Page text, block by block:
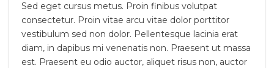
Sed eget cursus metus. Proin finibus volutpat
consectetur. Proin vitae arcu vitae dolor porttitor
vestibulum sed non dolor. Pellentesque lacinia erat
diam, in dapibus mi venenatis non. Praesent ut massa
est. Praesent eu odio auctor, aliquet risus non, auctor